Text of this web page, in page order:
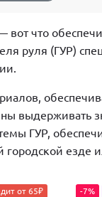
вот что
руля (ГУР)
выдерживать
ГУР,
езде
от 65₽
-7%